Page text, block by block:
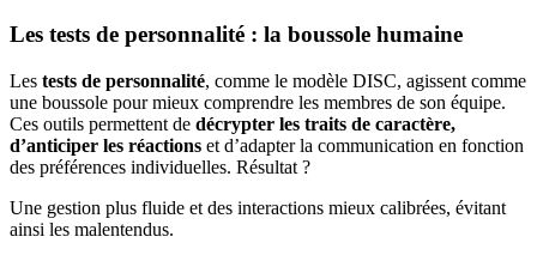
Les tests de personnalité : la boussole humaine
Les tests de personnalité, comme le modèle DISC, agissent comme
une boussole pour mieux comprendre les membres de son équipe.
Ces outils permettent de décrypter les traits de caractère,
d’anticiper les réactions et d’adapter la communication en fonction
des préférences individuelles. Résultat ?
Une gestion plus fluide et des interactions mieux calibrées, évitant
ainsi les malentendus.